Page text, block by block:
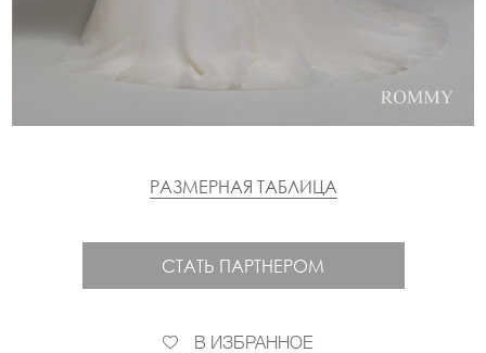
РАЗМЕРНАЯ ТАБЛИЦА
СТАТЬ ПАРТНЕРОМ
В ИЗБРАННОЕ